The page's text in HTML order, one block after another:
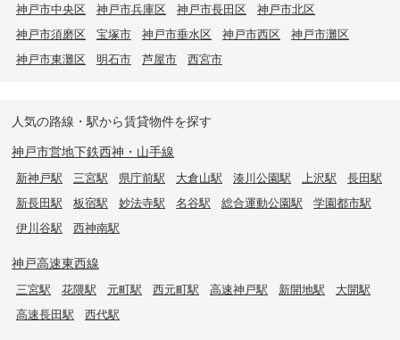
神戸市中央区 神戸市兵庫区 神戸市長田区
神戸市北区
神戸市須磨区
宝塚市 神戸市垂水区 神戸市西区
神戸市灘区
神戸市東灘区
明石市 芦屋市 西宮市
人気の路線・駅から賃貸物件を探す
神戸市営地下鉄西神・山手線
新神戸駅 三宮駅 県庁前駅 大倉山駅 湊川公園駅 上沢駅
長田駅
新長田駅
板宿駅 妙法寺駅 名谷駅 総合運動公園駅
学園都市駅
伊川谷駅
西神南駅
神戸高速東西線
三宮駅 花隈駅 元町駅 西元町駅 高速神戸駅 新開地駅
大開駅
高速長田駅
西代駅